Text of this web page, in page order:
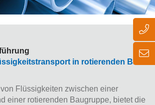
in rotierenden
Flüssigkeiten zwischen einer
einer rotierenden Baugruppe, bietet die